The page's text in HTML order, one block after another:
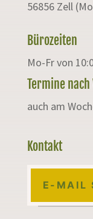
56856 Zell
Bürozeiten
Mo-Fr von
Termine
auch am
Kontakt
E-MAIL